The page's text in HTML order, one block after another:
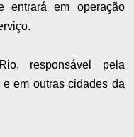
entrará em operação
responsável pela
em outras cidades da